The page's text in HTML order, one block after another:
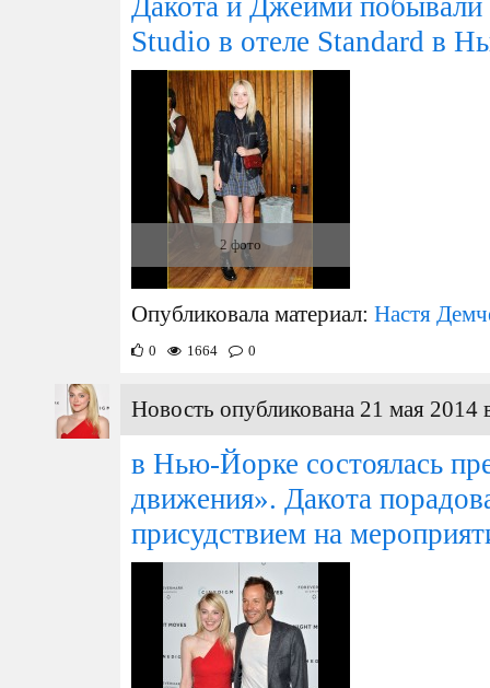
Дакота и Джейми
Studio в отеле Standard в
2 фото
Опубликовала материал: Настя
0 1664 0
Новость опубликована 21 мая 2014
в Нью-Йорке состоялась
движения». Дакота
присудствием на